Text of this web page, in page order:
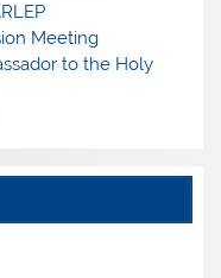
Meeting
to the Holy